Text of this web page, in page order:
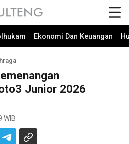
Ekonomi Dan Keuangan
Junior 2026
WIB